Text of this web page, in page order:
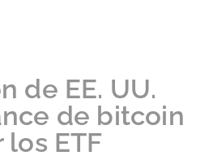
de EE. UU.
de bitcoin
los ETF